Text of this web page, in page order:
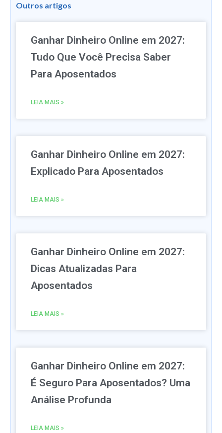
Outros artigos
Ganhar Dinheiro Online em 2027:
Tudo Que Você Precisa Saber
Para Aposentados
LEIA MAIS »
Ganhar Dinheiro Online em 2027:
Explicado Para Aposentados
LEIA MAIS »
Ganhar Dinheiro Online em 2027:
Dicas Atualizadas Para
Aposentados
LEIA MAIS »
Ganhar Dinheiro Online em 2027:
É Seguro Para Aposentados? Uma
Análise Profunda
LEIA MAIS »